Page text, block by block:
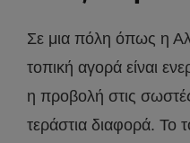
Σε μια πόλη όπως η
τοπική αγορά είναι
η προβολή στις
τεράστια διαφορά. Το